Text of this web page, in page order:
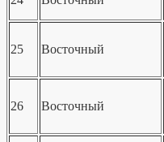
25 Восточный
26 Восточный